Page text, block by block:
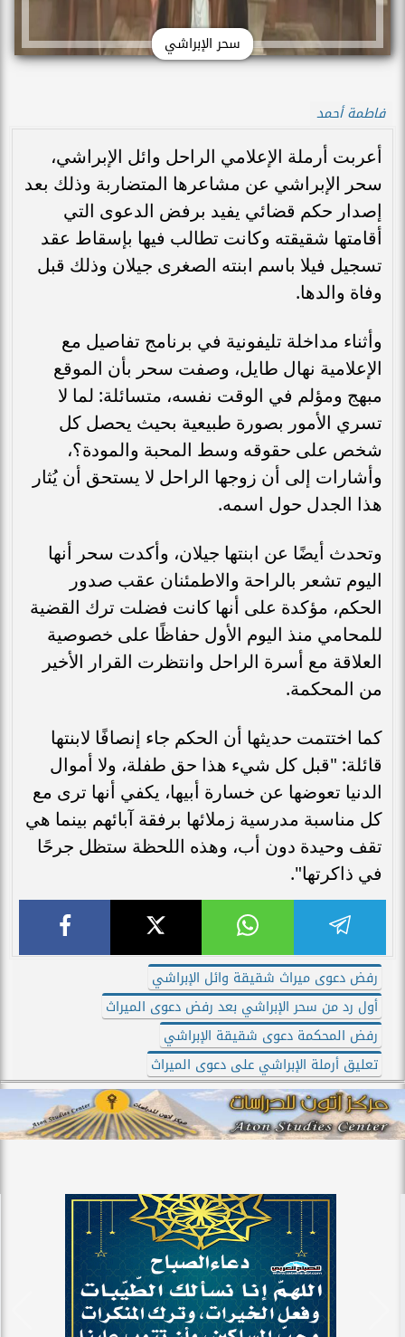
سحر الإبراشي
فاطمة أحمد
أعربت أرملة الإعلامي الراحل وائل الإبراشي،
سحر الإبراشي عن مشاعرها المتضاربة وذلك بعد
إصدار حكم قضائي يفيد برفض الدعوى التي
أقامتها شقيقته وكانت تطالب فيها بإسقاط عقد
تسجيل فيلا باسم ابنته الصغرى جيلان وذلك قبل
وفاة والدها.
وأثناء مداخلة تليفونية في برنامج تفاصيل مع
الإعلامية نهال طايل، وصفت سحر بأن الموقع
مبهج ومؤلم في الوقت نفسه، متسائلة: لما لا
تسري الأمور بصورة طبيعية بحيث يحصل كل
شخص على حقوقه وسط المحبة والمودة؟،
وأشارات إلى أن زوجها الراحل لا يستحق أن يُثار
هذا الجدل حول اسمه.
وتحدث أيضًا عن ابنتها جيلان، وأكدت سحر أنها
اليوم تشعر بالراحة والاطمئنان عقب صدور
الحكم، مؤكدة على أنها كانت فضلت ترك القضية
للمحامي منذ اليوم الأول حفاظًا على خصوصية
العلاقة مع أسرة الراحل وانتظرت القرار الأخير
من المحكمة.
كما اختتمت حديثها أن الحكم جاء إنصافًا لابنتها
قائلة: "قبل كل شيء هذا حق طفلة، ولا أموال
الدنيا تعوضها عن خسارة أبيها، يكفي أنها ترى مع
كل مناسبة مدرسية زملائها برفقة آبائهم بينما هي
تقف وحيدة دون أب، وهذه اللحظة ستظل جرحًا
في ذاكرتها".
رفض دعوى ميراث شقيقة وائل الإبراشي
أول رد من سحر الإبراشي بعد رفض دعوى الميراث
رفض المحكمة دعوى شقيقة الإبراشي
تعليق أرملة الإبراشي على دعوى الميراث